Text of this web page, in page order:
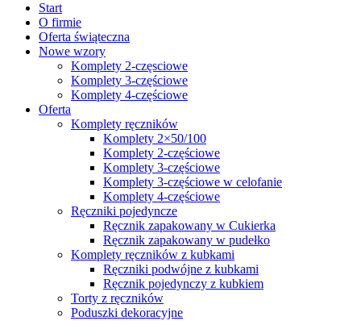
Start
O firmie
Oferta świąteczna
Nowe wzory
Komplety 2-częsciowe
Komplety 3-częściowe
Komplety 4-częściowe
Oferta
Komplety ręczników
Komplety 2×50/100
Komplety 2-częściowe
Komplety 3-częściowe
Komplety 3-częściowe w celofanie
Komplety 4-częściowe
Ręczniki pojedyncze
Ręcznik zapakowany w Cukierka
Ręcznik zapakowany w pudełko
Komplety ręczników z kubkami
Ręczniki podwójne z kubkami
Ręcznik pojedynczy z kubkiem
Torty z ręczników
Poduszki dekoracyjne